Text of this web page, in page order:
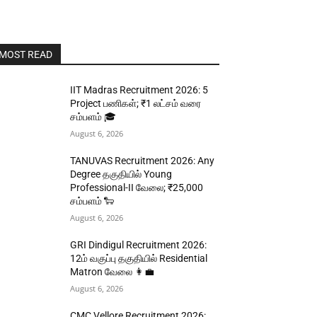
READ
IIT Madras Recruitment 2026: 5
Project பணிகள்; ₹1 லட்சம் வரை
சம்பளம் 🎓
August 6, 2026
TANUVAS Recruitment 2026: Any
Degree தகுதியில் Young
Professional-II வேலை; ₹25,000
சம்பளம் 🐑
August 6, 2026
GRI Dindigul Recruitment 2026:
12ம் வகுப்பு தகுதியில் Residential
Matron வேலை 👩‍💼
August 6, 2026